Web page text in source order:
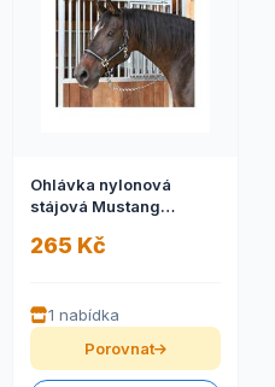
Ohlávka nylonová
stájová Mustang
265 Kč
1 nabídka
Porovnat